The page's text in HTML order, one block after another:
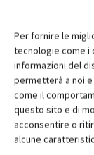
Per fornire le
tecnologie come i
informazioni del
permetterà a noi
come il
questo sito e di
acconsentire o
alcune
Facebook